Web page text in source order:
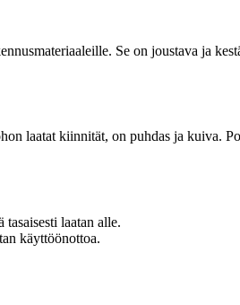
Se on joustava ja
laatat kiinnität, on puhdas ja kuiva.
laatan alle.
käyttöönottoa.